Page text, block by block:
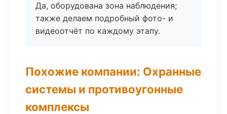
Да, оборудована зона наблюдения;
также делаем подробный фото- и
видеоотчёт по каждому этапу.
Похожие компании: Охранные
системы и противоугонные
комплексы